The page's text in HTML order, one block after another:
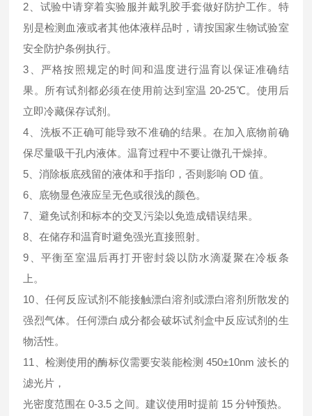
2、试验中请穿着实验服并戴乳胶手套做好防护工作。特
别是检测血液或者其他体液样品时，请按国家生物试验室
安全防护条例执行。
3、严格按照规定的时间和温度进行温育以保证准确结
果。所有试剂都必须在使用前达到室温 20-25℃。使用后
立即冷藏保存试剂。
4、洗板不正确可能导致不准确的结果。在加入底物前确
保尽量吸干孔内液体。温育过程中不要让微孔干燥掉。
5、消除板底残留的液体和手指印，否则影响 OD 值。
6、底物显色液应呈无色或很浅的颜色。
7、避免试剂和标本的交叉污染以免造成错误结果。
8、在储存和温育时避免强光直接照射。
9、平衡至室温后再打开密封袋以防水滴凝聚在冷板条
上。
10、任何反应试剂不能接触漂白溶剂或漂白溶剂所散发的
强烈气体。任何漂白成分都会破坏试剂盒中反应试剂的生
物活性。
11、检测使用的酶标仪需要安装能检测 450±10nm 波长的
滤光片，
光密度范围在 0-3.5 之间。建议使用时提前 15 分钟预热。